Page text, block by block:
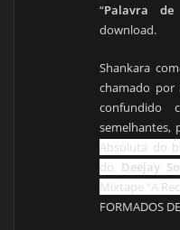
“Palavra de
download.
Shankara
chamado por
confundido
Absoluta do
do Deejay
Mixtape “A
FORMADOS